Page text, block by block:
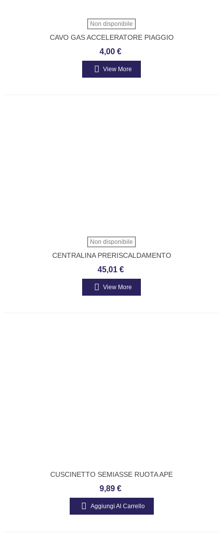
Non disponibile
CAVO GAS ACCELERATORE PIAGGIO
APE 50 B007701
4,00 €
View More
Non disponibile
CENTRALINA PRERISCALDAMENTO
CANDELETTA ORIGINALE PIAGGIO
45,01 €
View More
CUSCINETTO SEMIASSE RUOTA APE
128080
9,89 €
Aggiungi Al Carrello